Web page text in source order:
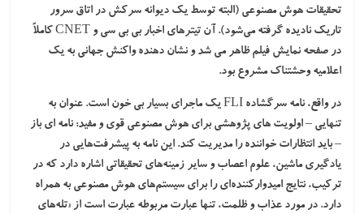
تحقیقات هوش مصنوعی (البته توسط یک دیوانه سرکش در اتاق سرور
تاریک نادیده گرفته می‌شود). آن تیترهای اخبار بی بی سی و CNET کاملاً
در صفحه نمایش فیلم ظاهر می شد و نشان دهنده واکنش جهانی به یک
اعلامیه وحشتناک مشروع بود.
در واقع، نامه سرگشاده FLI یک ماجرای بسیار بی خون است. عنوان به
تنهایی – اولویت های پژوهشی برای هوش مصنوعی قوی و مفید: نامه ای باز
– باید انتظارات خواننده را مدیریت کند. این نامه به پیشرفت‌هایی در
یادگیری ماشین، علوم اعصاب و سایر زمینه‌های تحقیقاتی اشاره دارد که در
ترکیب، نتایج امیدوارکننده‌ای را برای سیستم‌های هوش مصنوعی به همراه
دارد. در مورد عذاب و ظلمت، تنها عبارت مربوطه عبارت است از «تله‌های